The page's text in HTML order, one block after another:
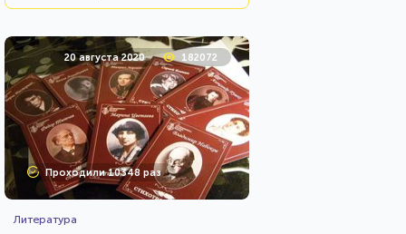
20 августа 2020 182072
Проходили 10348 раз
Литература